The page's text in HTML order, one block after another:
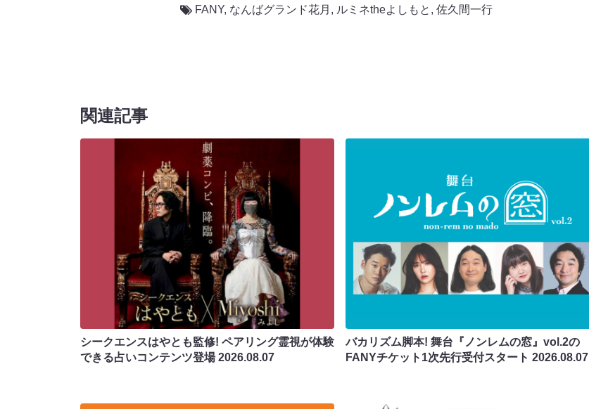
FANY, なんばグランド花月 , ルミネtheよしもと , 佐久間一行
関連記事
シークエンスはやとも監修! ペアリング霊視が体験
できる占いコンテンツ登場2026.08.07
バカリズム脚本! 舞台『ノンレムの窓』vol.2の
FANYチケット1次先行受付スタート2026.08.07